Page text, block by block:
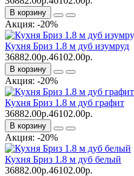
В корзину
Акция: -20%
Кухня Бриз 1.8 м дуб изумруд
36882.00р.46102.00р.
В корзину
Акция: -20%
Кухня Бриз 1.8 м дуб графит
36882.00р.46102.00р.
В корзину
Акция: -20%
Кухня Бриз 1.8 м дуб белый
36882.00р.46102.00р.